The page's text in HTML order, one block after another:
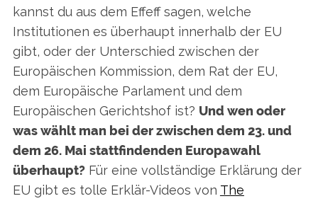
kannst du aus dem Effeff sagen, welche
Institutionen es überhaupt innerhalb der EU
gibt, oder der Unterschied zwischen der
Europäischen Kommission, dem Rat der EU,
dem Europäische Parlament und dem
Europäischen Gerichtshof ist? Und wen oder
was wählt man bei der zwischen dem 23. und
dem 26. Mai stattfindenden Europawahl
überhaupt?Für eine vollständige Erklärung der
EU gibt es tolle Erklär-Videos von The